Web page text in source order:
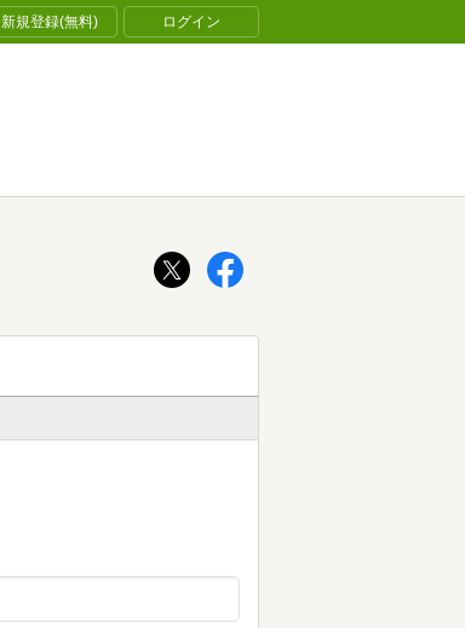
新規登録(無料) ログイン